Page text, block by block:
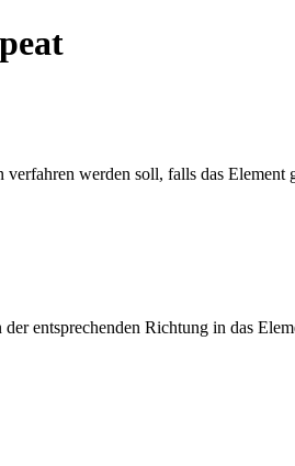
werden soll, falls das Element
entsprechenden Richtung in das